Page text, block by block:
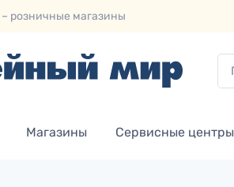
– розничные магазины
Магазины Сервисные центры